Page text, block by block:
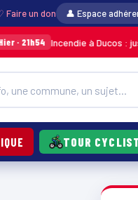
Faire un don 👤 Espace
à Ducos : jusqu’à 7
TOUR